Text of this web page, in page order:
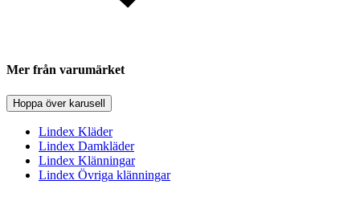
Mer från varumärket
Hoppa över karusell
Lindex Kläder
Lindex Damkläder
Lindex Klänningar
Lindex Övriga klänningar